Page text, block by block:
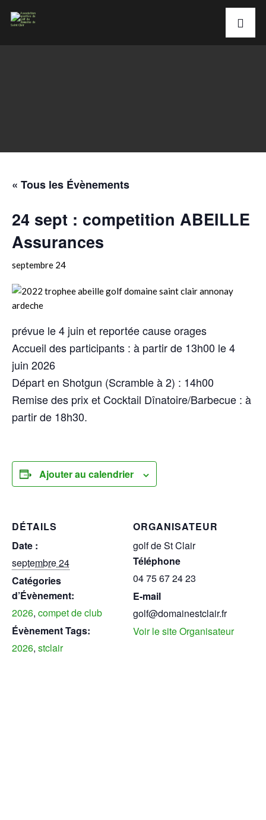
« Tous les Évènements
24 sept : competition ABEILLE
Assurances
septembre 24
prévue le 4 juin et reportée cause orages
Accueil des participants : à partir de 13h00 le 4
juin 2026
Départ en Shotgun (Scramble à 2) : 14h00
Remise des prix et Cocktail Dînatoire/Barbecue : à
partir de 18h30.
Ajouter au calendrier
DÉTAILS
Date :
septembre 24
Catégories
d’Évènement:
2026, compet de club
Évènement Tags:
2026, stclair
ORGANISATEUR
golf de St Clair
Téléphone
04 75 67 24 23
E-mail
golf@domainestclair.fr
Voir le site Organisateur